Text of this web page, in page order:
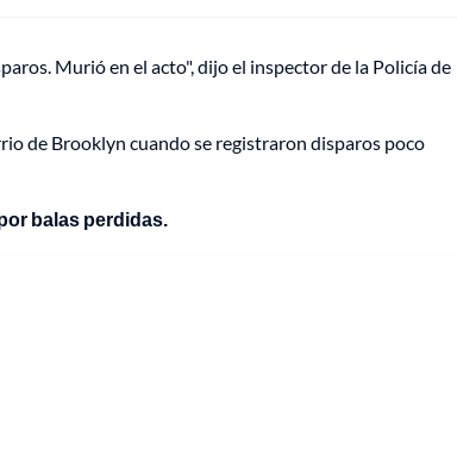
Murió en el acto", dijo el inspector de la Policía de
de Brooklyn cuando se registraron disparos poco
balas perdidas.